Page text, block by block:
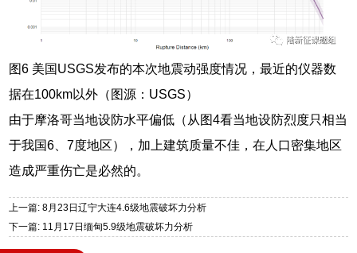
图6 美国USGS发布的本次地震动强度情况，最近的仪器数
据在100km以外（图源：USGS）
由于摩洛哥当地设防水平偏低（从图4看当地设防烈度只相当
于我国6、7度地区），加上建筑质量不佳，在人口密集地区
造成严重伤亡是必然的。
上一篇: 8月23日辽宁大连4.6级地震破坏力分析
下一篇: 11月17日缅甸5.9级地震破坏力分析